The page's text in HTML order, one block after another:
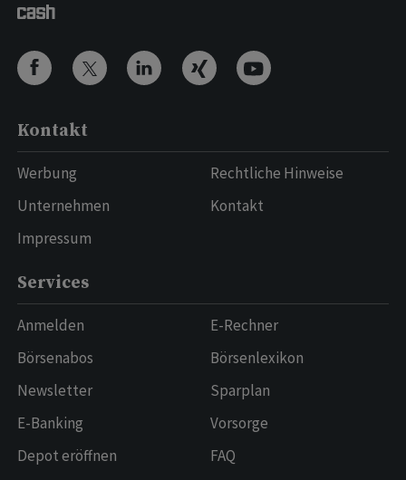
Kontakt
Werbung
Unternehmen
Impressum
Rechtliche Hinweise
Kontakt
Services
Anmelden
Börsenabos
Newsletter
E-Banking
Depot eröffnen
E-Rechner
Börsenlexikon
Sparplan
Vorsorge
FAQ